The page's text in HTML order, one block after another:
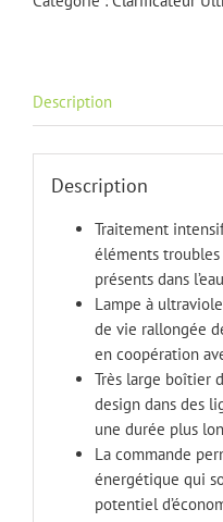
Description
Description
Traitement
éléments
présents dans
Lampe à
de vie rallongée
en coopération
Très large boîtier
design dans des
une durée plus
La commande
énergétique qui
potentiel